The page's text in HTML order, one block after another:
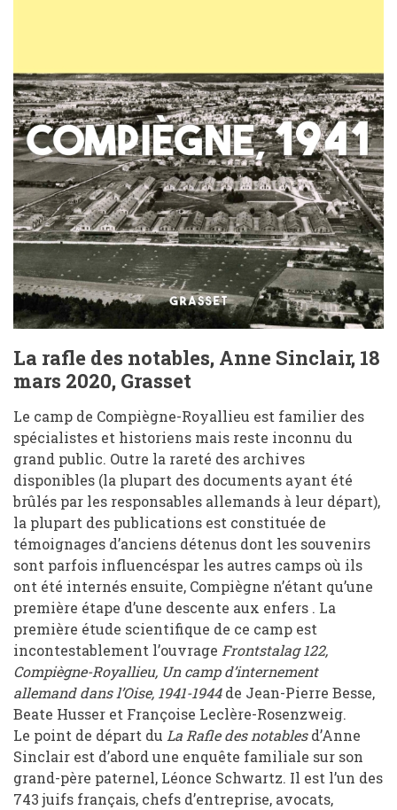
La rafle des notables, Anne Sinclair, 18
mars 2020, Grasset
Le camp de Compiègne-Royallieu est familier des
spécialistes et historiens mais reste inconnu du
grand public. Outre la rareté des archives
disponibles (la plupart des documents ayant été
brûlés par les responsables allemands à leur départ),
la plupart des publications est constituée de
témoignages d’anciens détenus dont les souvenirs
sont parfois influencéspar les autres camps où ils
ont été internés ensuite, Compiègne n’étant qu’une
première étape d’une descente aux enfers . La
première étude scientifique de ce camp est
incontestablement l’ouvrage Frontstalag 122,
Compiègne-Royallieu, Un camp d’internement
allemand dans l’Oise, 1941-1944de Jean-Pierre Besse,
Beate Husser et Françoise Leclère-Rosenzweig.
Le point de départ du La Rafle des notablesd’Anne
Sinclair est d’abord une enquête familiale sur son
grand-père paternel, Léonce Schwartz. Il est l’un des
743 juifs français, chefs d’entreprise, avocats,